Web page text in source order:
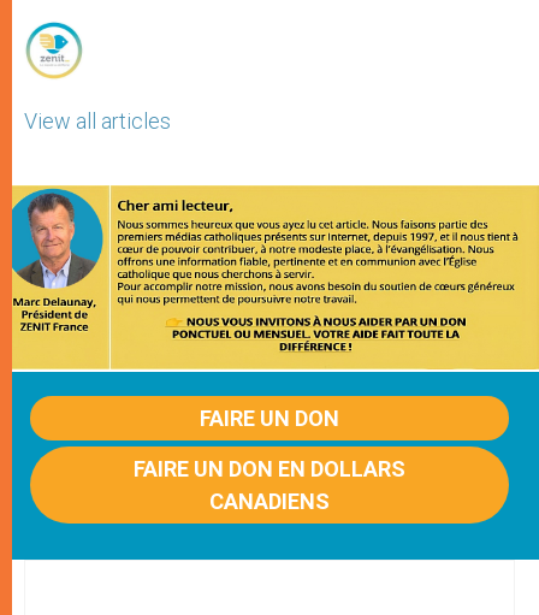
View all articles
FAIRE UN DON
FAIRE UN DON EN DOLLARS
CANADIENS